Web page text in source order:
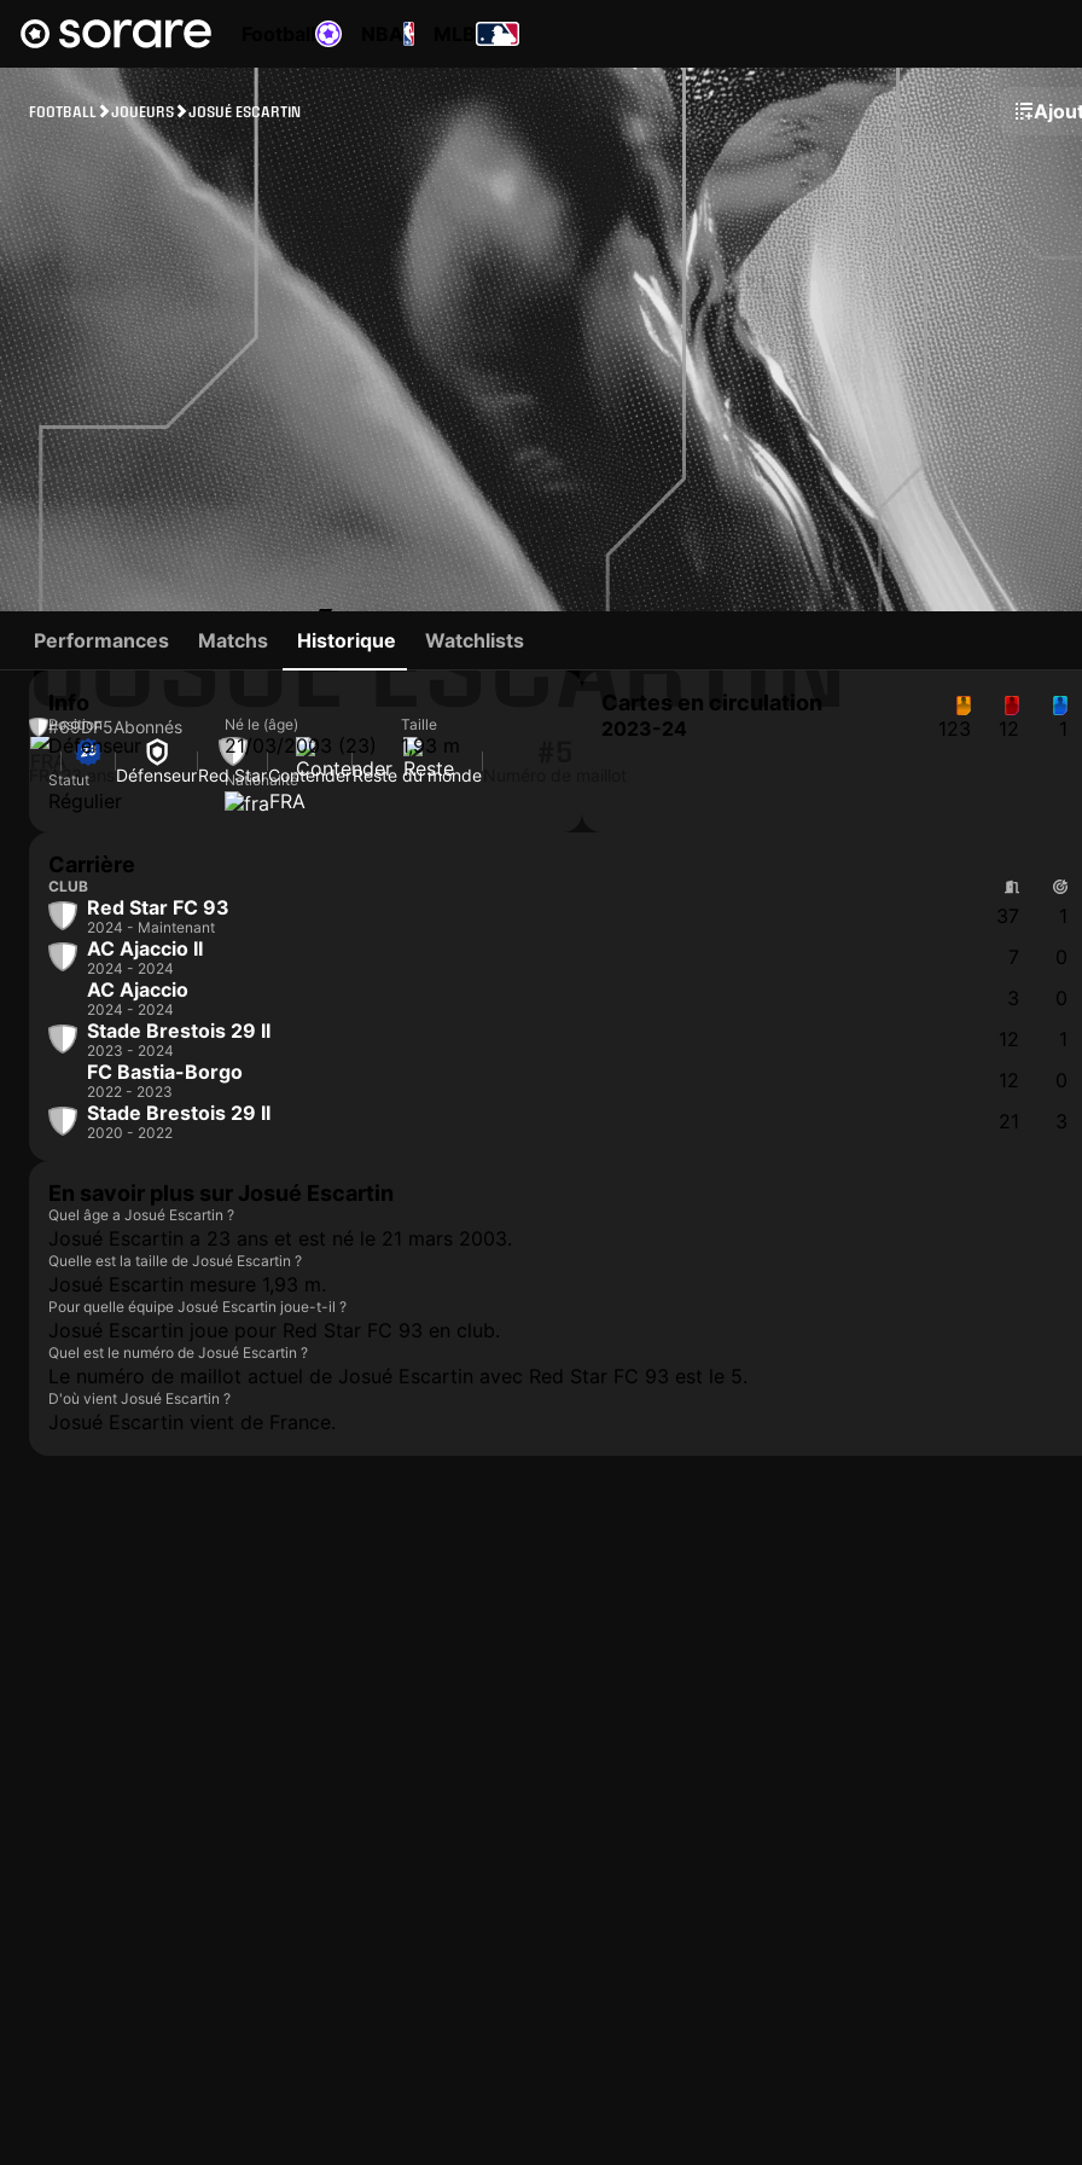
FOOTBALL JOUEURS JOSUÉ ESCARTIN
JOSUÉ ESCARTIN
#69DF5Abonnés
FRA23 ans DéfenseurRed StarContenderReste du monde
Performances Matchs Historique Watchlists
Info
Position
Défenseur
Né le (âge)
21/03/2003 (23)
Taille
1,93 m
Statut
Régulier
Nationalité
FRA
Cartes en circulation
2023-24 123 12 1
Carrière
CLUB
Red Star FC 93
2024 - Maintenant 37
1
AC Ajaccio II
2024 - 2024 7
0
AC Ajaccio
2024 - 2024 3
0
Stade Brestois 29 II
2023 - 2024 12
1
FC Bastia-Borgo
2022 - 2023 12
0
Stade Brestois 29 II
2020 - 2022 21 3
En savoir plus sur Josué Escartin
Quel âge a Josué Escartin ?
Josué Escartin a 23 ans et est né le 21 mars 2003.
Quelle est la taille de Josué Escartin ?
Josué Escartin mesure 1,93 m.
Pour quelle équipe Josué Escartin joue-t-il ?
Josué Escartin joue pour Red Star FC 93 en club.
Quel est le numéro de Josué Escartin ?
Le numéro de maillot actuel de Josué Escartin avec Red Star FC 93 est le 5.
D'où vient Josué Escartin ?
Josué Escartin vient de France.